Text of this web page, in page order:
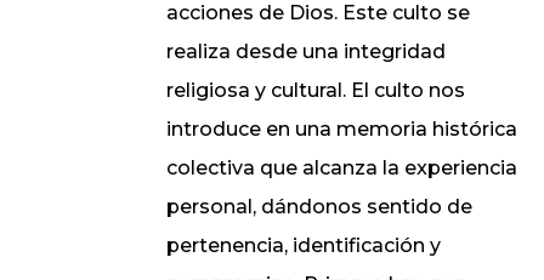
acciones de Dios. Este culto se
realiza desde una integridad
religiosa y cultural. El culto nos
introduce en una memoria histórica
colectiva que alcanza la experiencia
personal, dándonos sentido de
pertenencia, identificación y